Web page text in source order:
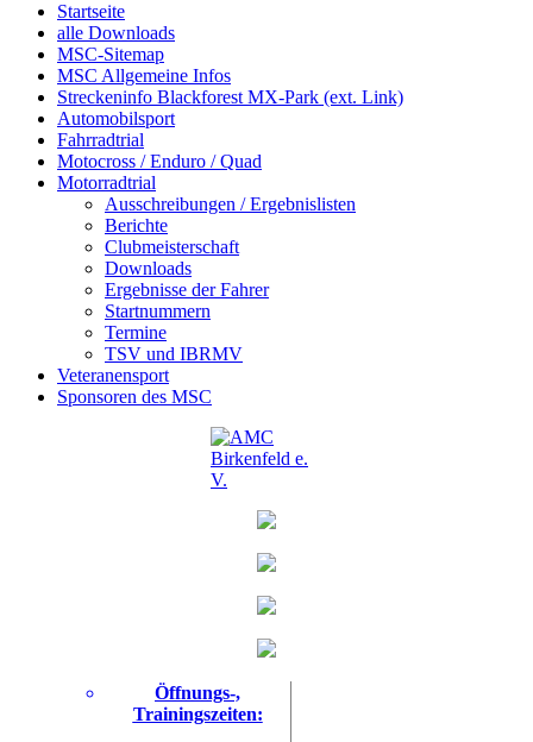
Startseite
alle Downloads
MSC-Sitemap
MSC Allgemeine Infos
Streckeninfo Blackforest MX-Park (ext. Link)
Automobilsport
Fahrradtrial
Motocross / Enduro / Quad
Motorradtrial
Ausschreibungen / Ergebnislisten
Berichte
Clubmeisterschaft
Downloads
Ergebnisse der Fahrer
Startnummern
Termine
TSV und IBRMV
Veteranensport
Sponsoren des MSC
Öffnungs-,
Trainingszeiten: